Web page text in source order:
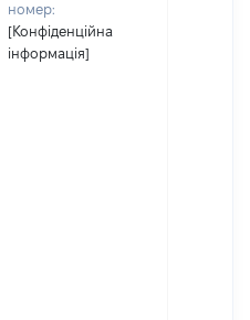
номер:
[Конфіденційна
інформація]